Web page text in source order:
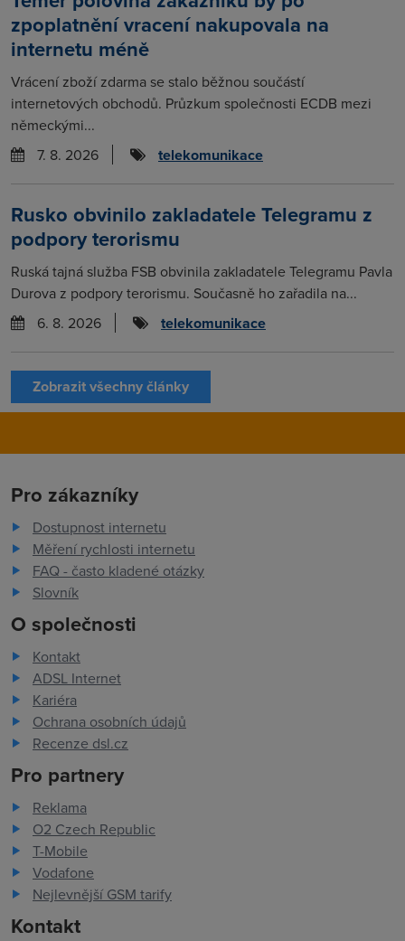
zpoplatnění vracení nakupovala na
internetu méně
Vrácení zboží zdarma se stalo běžnou součástí
internetových obchodů. Průzkum společnosti ECDB mezi
německými...
7. 8. 2026
telekomunikace
Rusko obvinilo zakladatele Telegramu z
podpory terorismu
Ruská tajná služba FSB obvinila zakladatele Telegramu Pavla
Durova z podpory terorismu. Současně ho zařadila na...
6. 8. 2026
telekomunikace
Zobrazit všechny články
Pro zákazníky
Dostupnost internetu
Měření rychlosti internetu
FAQ - často kladené otázky
Slovník
O společnosti
Kontakt
ADSL Internet
Kariéra
Ochrana osobních údajů
Recenze dsl.cz
Pro partnery
Reklama
O2 Czech Republic
T-Mobile
Vodafone
Nejlevnější GSM tarify
Kontakt